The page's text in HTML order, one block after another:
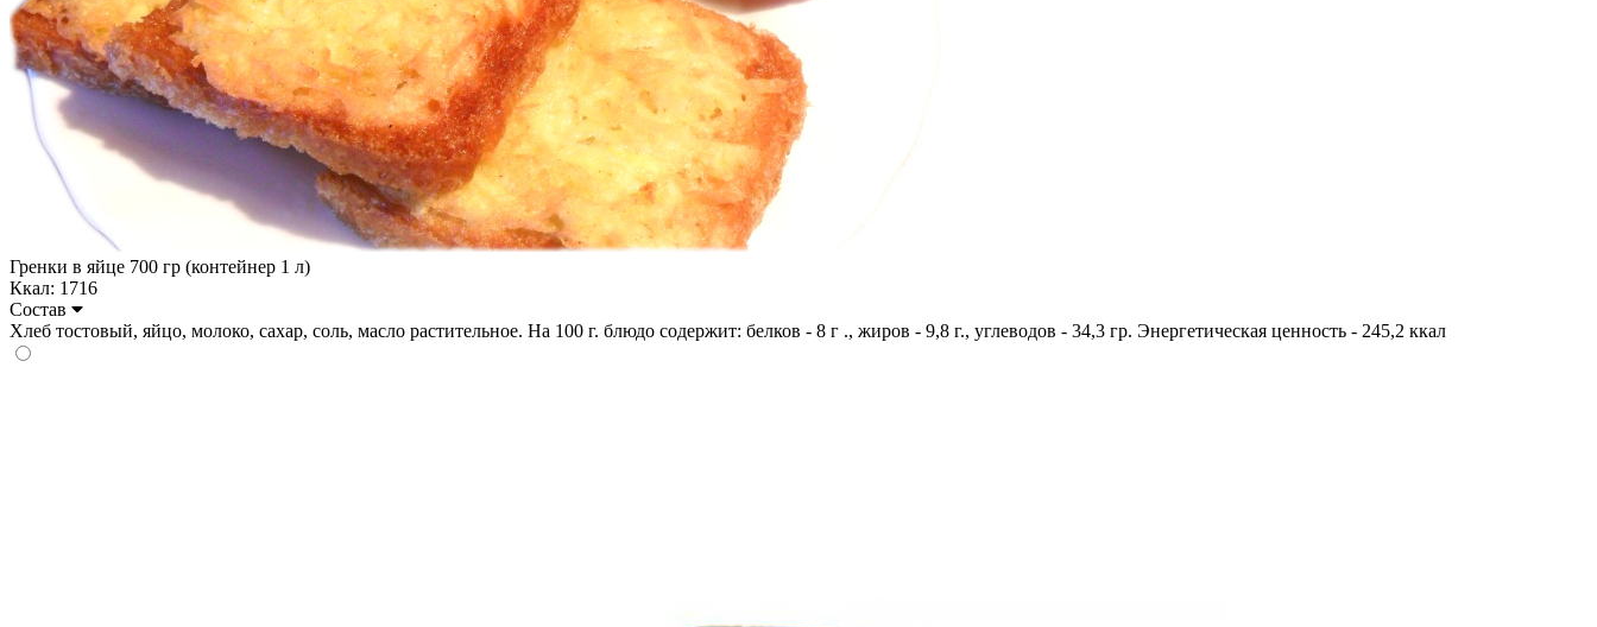
Гренки в яйце 700 гр (контейнер 1 л)
Ккал: 1716
Состав
Хлеб тостовый, яйцо, молоко, сахар, соль, масло растительное. На 100 г. блюдо содержит: белков - 8 г ., жиров - 9,8 г., углеводов - 34,3 гр. Энергетическая ценность - 245,2 ккал